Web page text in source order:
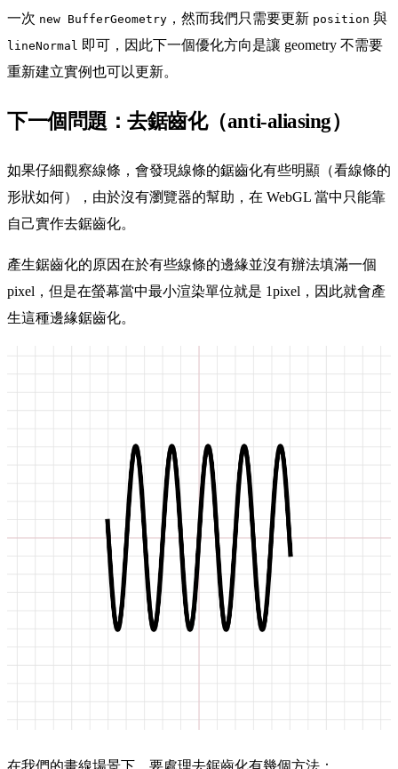
一次 new BufferGeometry ，然而我們只需要更新 position 與
lineNormal 即可，因此下一個優化方向是讓 geometry 不需要
重新建立實例也可以更新。
下一個問題：去鋸齒化（anti-aliasing）
如果仔細觀察線條，會發現線條的鋸齒化有些明顯（看線條的
形狀如何），由於沒有瀏覽器的幫助，在 WebGL 當中只能靠
自己實作去鋸齒化。
產生鋸齒化的原因在於有些線條的邊緣並沒有辦法填滿一個
pixel，但是在螢幕當中最小渲染單位就是 1pixel，因此就會產
生這種邊緣鋸齒化。